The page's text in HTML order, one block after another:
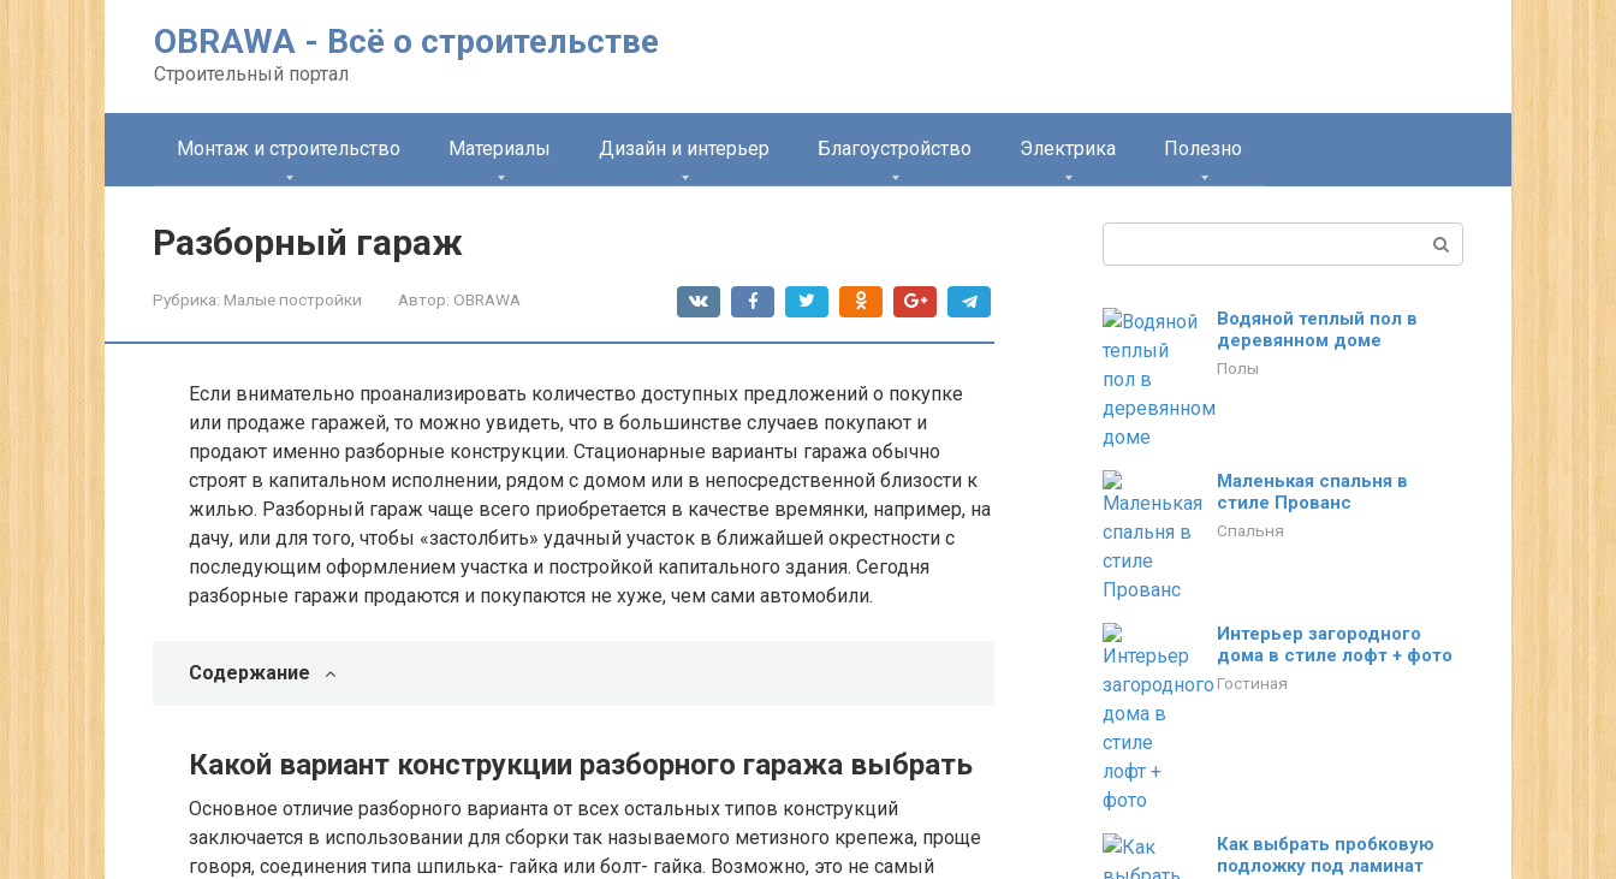
OBRAWA - Всё о строительстве
Строительный портал
Монтаж и строительство Материалы Дизайн и интерьер Благоустройство Электрика Полезно
Разборный гараж
Рубрика: Малые постройки Автор: OBRAWA
Если внимательно проанализировать количество доступных предложений о покупке
или продаже гаражей, то можно увидеть, что в большинстве случаев покупают и
продают именно разборные конструкции. Стационарные варианты гаража обычно
строят в капитальном исполнении, рядом с домом или в непосредственной близости к
жилью. Разборный гараж чаще всего приобретается в качестве времянки, например, на
дачу, или для того, чтобы «застолбить» удачный участок в ближайшей окрестности с
последующим оформлением участка и постройкой капитального здания. Сегодня
разборные гаражи продаются и покупаются не хуже, чем сами автомобили.
Содержание
Какой вариант конструкции разборного гаража выбрать
Основное отличие разборного варианта от всех остальных типов конструкций
заключается в использовании для сборки так называемого метизного крепежа, проще
говоря, соединения типа шпилька- гайка или болт- гайка. Возможно, это не самый
Водяной теплый пол в
деревянном доме
Полы
Маленькая спальня в
стиле Прованс
Спальня
Интерьер загородного
дома в стиле лофт + фото
Гостиная
Как выбрать пробковую
подложку под ламинат